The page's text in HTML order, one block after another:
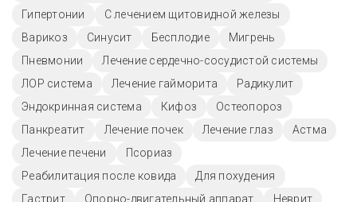
Гипертонии
С лечением щитовидной железы
Варикоз
Синусит Бесплодие
Мигрень
Пневмонии
Лечение сердечно-сосудистой системы
ЛОР система
Лечение гайморита
Радикулит
Эндокринная система
Кифоз
Остеопороз
Панкреатит
Лечение почек Лечение глаз
Астма
Лечение печени
Псориаз
Реабилитация после ковида
Для похудения
Гастрит
Опорно-двигательный аппарат
Неврит